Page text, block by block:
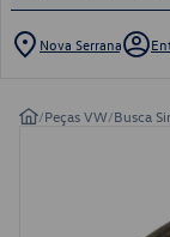
Nova Serrana
/Peças VW/Busca